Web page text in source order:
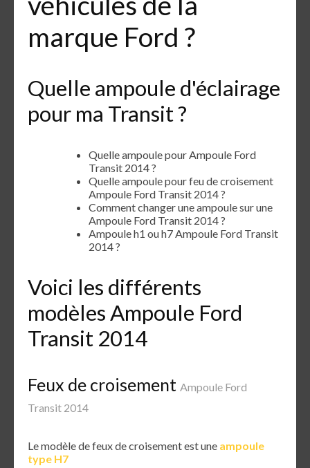
marque Ford ?
Quelle ampoule d'éclairage
pour ma Transit ?
Quelle ampoule pour Ampoule Ford
Transit 2014 ?
Quelle ampoule pour feu de croisement
Ampoule Ford Transit 2014 ?
Comment changer une ampoule sur une
Ampoule Ford Transit 2014 ?
Ampoule h1 ou h7 Ampoule Ford Transit
2014 ?
Voici les différents
modèles Ampoule Ford
Transit 2014
Feux de croisement Ampoule Ford
Transit 2014
Le modèle de feux de croisement est une ampoule
type H7